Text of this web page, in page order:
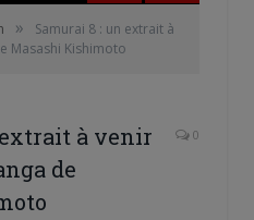
»
Samurai 8 : un extrait à
Masashi Kishimoto
à venir
de
0